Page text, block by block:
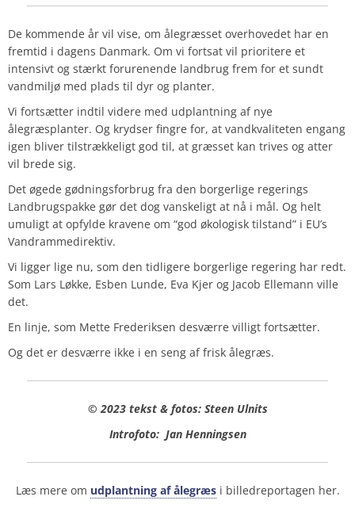
De kommende år vil vise, om ålegræsset overhovedet har en
fremtid i dagens Danmark. Om vi fortsat vil prioritere et
intensivt og stærkt forurenende landbrug frem for et sundt
vandmiljø med plads til dyr og planter.
Vi fortsætter indtil videre med udplantning af nye
ålegræsplanter. Og krydser fingre for, at vandkvaliteten engang
igen bliver tilstrækkeligt god til, at græsset kan trives og atter
vil brede sig.
Det øgede gødningsforbrug fra den borgerlige regerings
Landbrugspakke gør det dog vanskeligt at nå i mål. Og helt
umuligt at opfylde kravene om “god økologisk tilstand” i EU’s
Vandrammedirektiv.
Vi ligger lige nu, som den tidligere borgerlige regering har redt.
Som Lars Løkke, Esben Lunde, Eva Kjer og Jacob Ellemann ville
det.
En linje, som Mette Frederiksen desværre villigt fortsætter.
Og det er desværre ikke i en seng af frisk ålegræs.
© 2023 tekst & fotos: Steen Ulnits
Introfoto: Jan Henningsen
Læs mere om udplantning af ålegræsi billedreportagen her.